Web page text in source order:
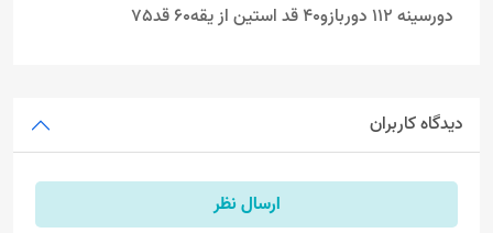
دورسینه 112 دوربازو40 قد استین از یقه60 قد75
دیدگاه کاربران
ارسال نظر